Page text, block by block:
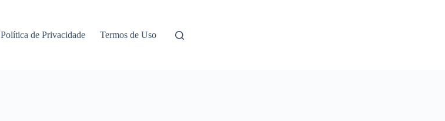
Política de Privacidade Termos de Uso